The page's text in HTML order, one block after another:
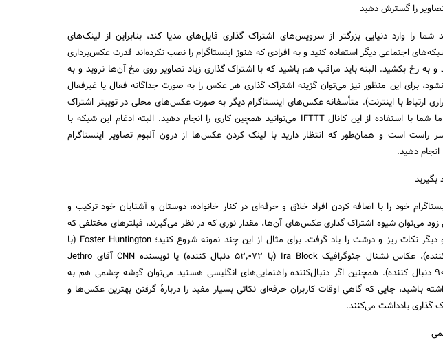
شما را وارد دنیایی بزرگتر از سرویس‌های اشتراک گذاری فایل‌های مدیا کند، بنابراین از لینک‌های
اجتماعی دیگر استفاده کنید و به افرادی که هنوز اینستاگرام را نصب نکرده‌اند قدرت عکس‌برداری
به رخ بکشید. البته باید مراقب هم باشید که با اشتراک گذاری زیاد تصاویر روی مخ آن‌ها نروید و به
برای این منظور نیز می‌توان گزینه اشتراک گذاری هر عکس را به صورت جداگانه فعال یا غیرفعال
ارتباط با اینترنت). متأسفانه عکس‌های اینستاگرام دیگر به صورت عکس‌های محلی در توییتر اشتراک
گذاری نمی‌شوند. اما شما با استفاده از این کانال IFTTT می‌توانید همچین کاری را انجام دهید. البته ادغام این شبکه با
راست است و همان‌طور که انتظار دارید با لینک کردن عکس‌ها از درون آلبوم تصاویر اینستاگرام
انجام دهید.
خود را با اضافه کردن افراد خلاق و حرفه‌ای در کنار خانواده، دوستان و آشنایان خود ترکیب و
می‌توان شیوه اشتراک گذاری عکس‌های آن‌ها، مقدار نوری که در نظر می‌گیرند، فیلترهای مختلفی که
استفاده می‌کنند و دیگر نکات ریز و درشت را یاد گرفت. برای مثال از این چند نمونه شروع کنید؛ Foster Huntington (با
۹۰۹٬۹۹۵ دنبال کننده)، عکاس نشنال جئوگرافیک Ira Block (با ۵۲٬۰۷۲ دنبال کننده) یا نویسنده CNN آقای Jethro
Mullen (با ۹۰۰٬۸۰۰ دنبال کننده). همچنین اگر دنبال‌کننده راهنمایی‌های انگلیسی هستید می‌توان گوشه چشمی هم به
باشید، جایی که گاهی اوقات کاربران حرفه‌ای نکاتی بسیار مفید را دربارهٔ گرفتن بهترین عکس‌ها و
گذاری یادداشت می‌کنند.